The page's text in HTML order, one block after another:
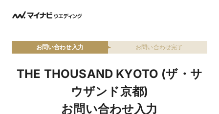
お問い合わせ入力 お問い合わせ完了
THE THOUSAND KYOTO (ザ・サ
ウザンド京都)
お問い合わせ入力